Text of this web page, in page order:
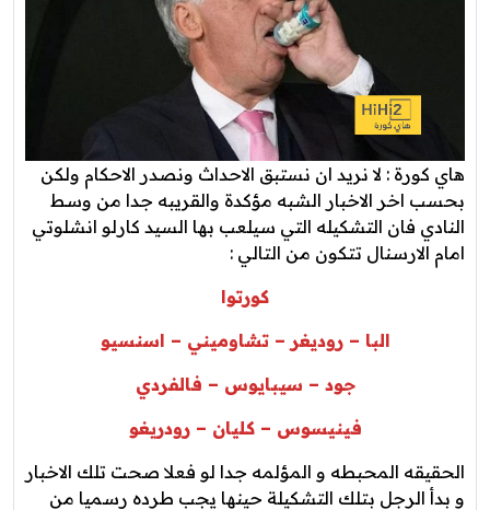
هاي كورة : لا نريد ان نستبق الاحداث ونصدر الاحكام ولكن
بحسب اخر الاخبار الشبه مؤكدة والقريبه جدا من وسط
النادي فان التشكيله التي سيلعب بها السيد كارلو انشلوتي
امام الارسنال تتكون من التالي :
كورتوا
البا – روديغر – تشاوميني – اسنسيو
جود – سيبايوس – فالفردي
فينيسوس – كليان – رودريغو
الحقيقه المحبطه و المؤلمه جدا لو فعلا صحت تلك الاخبار
و بدأ الرجل بتلك التشكيلة حينها يجب طرده رسميا من